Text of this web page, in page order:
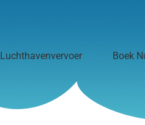
Luchthavenvervoer Boek